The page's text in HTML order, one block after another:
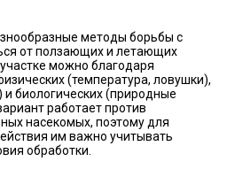
методы борьбы с
от ползающих и летающих
можно благодаря
(температура, ловушки),
биологических (природные
работает против
насекомых, поэтому для
им важно учитывать
обработки.